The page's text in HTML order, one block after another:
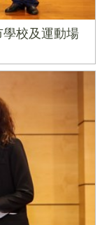
校及運動場